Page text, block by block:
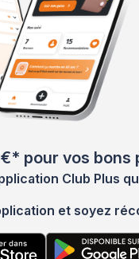
pour vos bons
Club Plus
et soyez